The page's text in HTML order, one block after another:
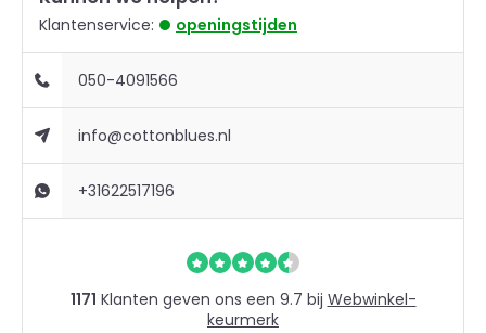
Klantenservice: openingstijden
050-4091566
info@cottonblues.nl
+31622517196
1171 Klanten geven ons een 9.7 bij Webwinkel-
keurmerk